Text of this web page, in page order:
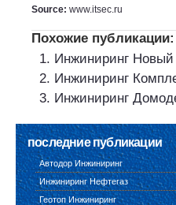
Source: www.itsec.ru
Похожие публикации:
Инжиниринг Новый
Инжиниринг
Инжиниринг
последние публикации
Автодор Инжиниринг
Инжиниринг Нефтегаз
Геотоп Инжиниринг